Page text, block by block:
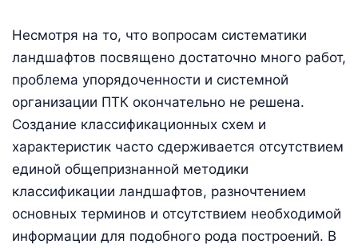
Несмотря на то, что вопросам систематики
ландшафтов посвящено достаточно много работ,
проблема упорядоченности и системной
организации ПТК окончательно не решена.
Создание классификационных схем и
характеристик часто сдерживается отсутствием
единой общепризнанной методики
классификации ландшафтов, разночтением
основных терминов и отсутствием необходимой
информации для подобного рода построений. В